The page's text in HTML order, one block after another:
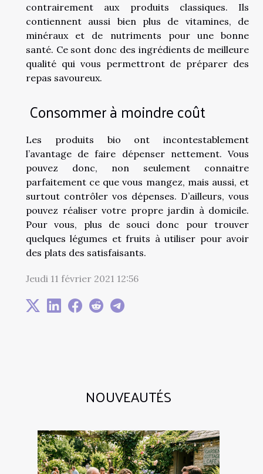
NOUVEAUTÉS
contrairement aux produits classiques. Ils
contiennent aussi bien plus de vitamines, de
minéraux et de nutriments pour une bonne
santé. Ce sont donc des ingrédients de meilleure
qualité qui vous permettront de préparer des
repas savoureux.
Consommer à moindre coût
Les produits bio ont incontestablement
l’avantage de faire dépenser nettement. Vous
pouvez donc, non seulement connaitre
parfaitement ce que vous mangez, mais aussi, et
surtout contrôler vos dépenses. D’ailleurs, vous
pouvez réaliser votre propre jardin à domicile.
Pour vous, plus de souci donc pour trouver
quelques légumes et fruits à utiliser pour avoir
des plats des satisfaisants.
Jeudi 11 février 2021 12:56